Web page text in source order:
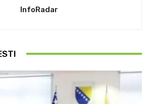
InfoRadar